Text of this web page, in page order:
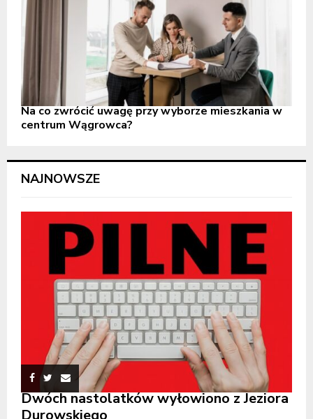
Na co zwrócić uwagę przy wyborze mieszkania w
centrum Wągrowca?
NAJNOWSZE
Dwóch nastolatków wyłowiono z Jeziora
Durowskiego